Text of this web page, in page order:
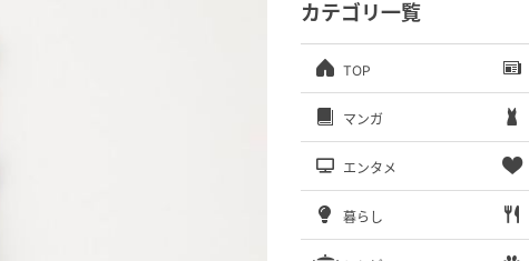
カテゴリ一覧
TOP
マンガ
エンタメ
暮らし